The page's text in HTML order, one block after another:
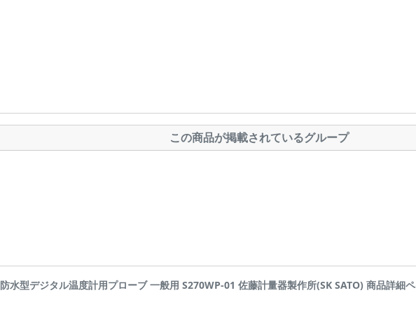
この商品が掲載されているグループ
防水型デジタル温度計用プローブ 一般用 S270WP-01 佐藤計量器製作所(SK SATO) 商品詳